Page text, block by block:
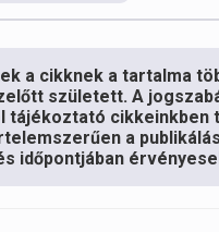
a cikknek a tartalma
született. A
tájékoztató cikkeinkben
a
időpontjában